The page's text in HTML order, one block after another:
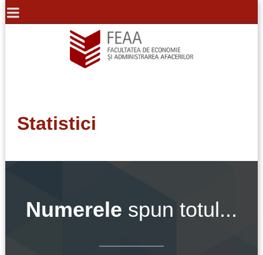
Statistici
Numerele spun totul...